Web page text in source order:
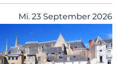
Mi. 23 September 2026